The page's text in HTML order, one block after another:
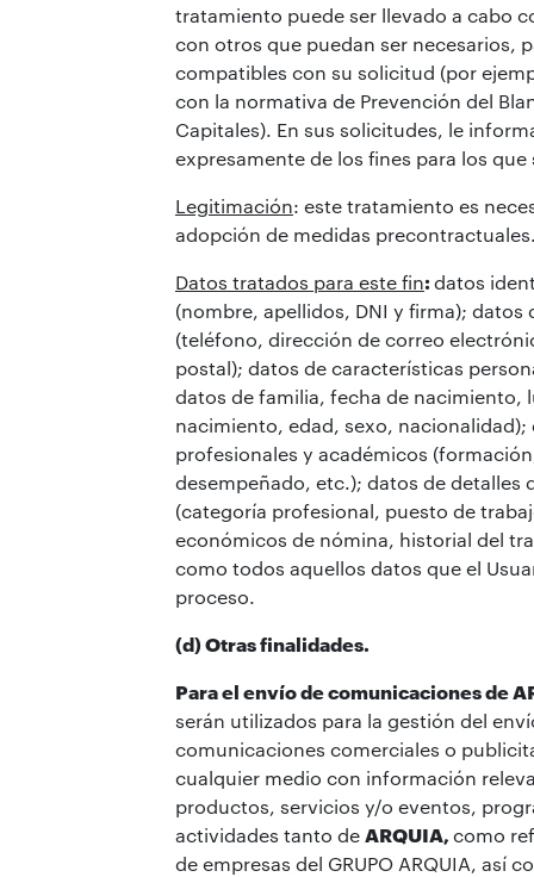
tratamiento puede ser llevado a cabo
con otros que puedan ser necesarios,
compatibles con su solicitud (por
con la normativa de Prevención del
Capitales). En sus solicitudes, le
expresamente de los fines para los
Legitimación: este tratamiento es
adopción de medidas
Datos tratados para este fin: datos
(nombre, apellidos, DNI y firma); datos
(teléfono, dirección de correo
postal); datos de características
datos de familia, fecha de nacimiento,
nacimiento, edad, sexo, nacionalidad);
profesionales y académicos
desempeñado, etc.); datos de detalles
(categoría profesional, puesto de
económicos de nómina, historial del
como todos aquellos datos que el
proceso.
(d) Otras finalidades.
Para el envío de comunicaciones de
serán utilizados para la gestión del
comunicaciones comerciales o
cualquier medio con información
productos, servicios y/o eventos,
actividades tanto de ARQUIA, como
de empresas del GRUPO ARQUIA, así